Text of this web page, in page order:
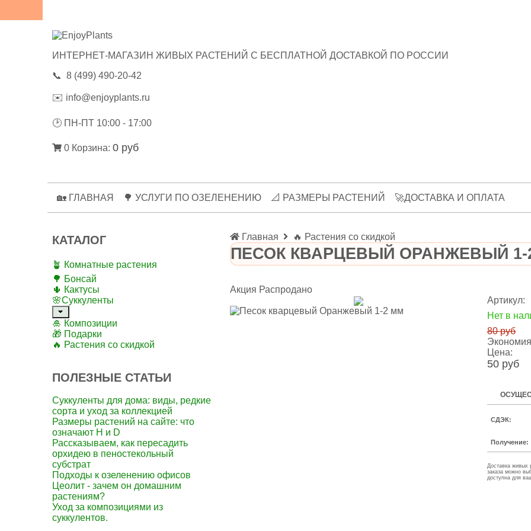
ИНТЕРНЕТ-МАГАЗИН ЖИВЫХ РАСТЕНИЙ С БЕСПЛАТНОЙ ДОСТАВКОЙ ПО РОССИИ
📞 8 (499) 490-20-42
✉️ info@enjoyplants.ru
🕑 ПН-ПТ 10:00 - 17:00
0 Корзина: 0 руб
🏡 ГЛАВНАЯ 🌳 УСЛУГИ ПО ОЗЕЛЕНЕНИЮ 📐 РАЗМЕРЫ РАСТЕНИЙ 🚀ДОСТАВКА И ОПЛАТА
КАТАЛОГ
🪴 Комнатные растения
🌳 Бонсай
🌵 Кактусы
🌸Суккуленты
🎍 Композиции
🎁 Подарки
🔥 Растения со скидкой
ПОЛЕЗНЫЕ СТАТЬИ
Суккуленты для дома: виды, редкие
сорта и уход за коллекцией
Размеры растений на сайте: что
означают H и D
Рассказываем, как пересадить
орхидею в пеностекольный
субстрат
Подходы к озеленению офисов
Цеолит - зачем он домашним
растениям?
Уход за композициями из
суккулентов.
Главная 🔥 Растения со скидкой
ПЕСОК КВАРЦЕВЫЙ ОРАНЖЕВЫЙ
Акция Распродано
Артикул:
Нет в
80 руб
Цена:
50 руб
СДЭК:
Получение:
Доставка живых
заказа можно
доступна для